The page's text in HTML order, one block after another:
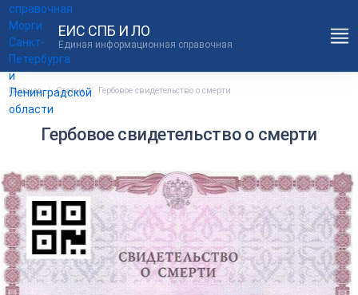
ЕИС СПБ И ЛО
Единая информационная справочная
Главная Статьи Гербовое свидетельство о смерти
Гербовое свидетельство о смерти